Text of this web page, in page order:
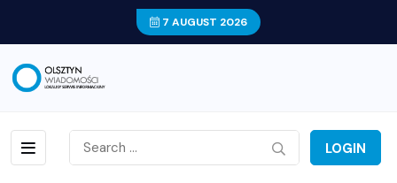
7 AUGUST 2026
LOGIN